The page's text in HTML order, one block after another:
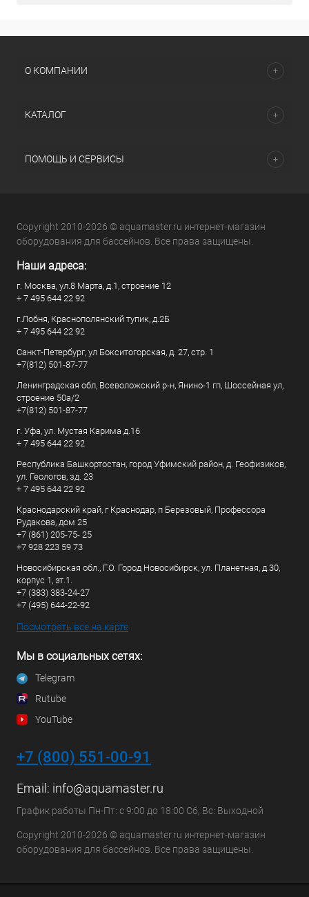
О КОМПАНИИ
КАТАЛОГ
ПОМОЩЬ И СЕРВИСЫ
Copyright 2010-2026 © aquamaster.ru интернет-магазин
оборудования для бассейнов. Все права защищены.
Наши адреса:
г. Москва, ул.8 Марта, д.1, строение 12
+ 7 495 644 22 92
г.Лобня, Краснополянский тупик, д.2Б
+ 7 495 644 22 92
Санкт-Петербург, ул Бокситогорская, д. 27, стр. 1
+7(812) 501-87-77
Ленинградская обл, Всеволожский р-н, Янино-1 гп, Шоссейная ул,
строение 50а/2
+7(812) 501-87-77
г. Уфа, ул. Мустая Карима д.16
+ 7 495 644 22 92
Республика Башкортостан, город Уфимский район, д. Геофизиков,
ул. Геологов, зд. 23
+ 7 495 644 22 92
Краснодарский край, г Краснодар, п Березовый, Профессора
Рудакова, дом 25
+7 (861) 205-75- 25
+7 928 223 59 73
Новосибирская обл., Г.О. Город Новосибирск, ул. Планетная, д.30,
корпус 1, эт.1.
+7 (383) 383-24-27
+7 (495) 644-22-92
Посмотреть все на карте
Мы в социальных сетях:
Telegram
Rutube
YouTube
+7 (800) 551-00-91
Email: info@aquamaster.ru
График работы Пн-Пт: с 9:00 до 18:00 Сб, Вс: Выходной
Copyright 2010-2026 © aquamaster.ru интернет-магазин
оборудования для бассейнов. Все права защищены.